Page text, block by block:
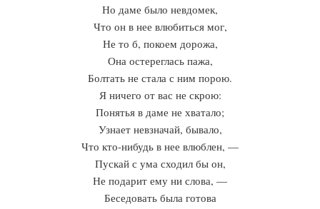
Но даме было невдомек,
Что он в нее влюбиться мог,
Не то б, покоем дорожа,
Она остереглась пажа,
Болтать не стала с ним порою.
Я ничего от вас не скрою:
Понятья в даме не хватало;
Узнает невзначай, бывало,
Что кто-нибудь в нее влюблен, —
Пускай с ума сходил бы он,
Не подарит ему ни слова, —
Беседовать была готова